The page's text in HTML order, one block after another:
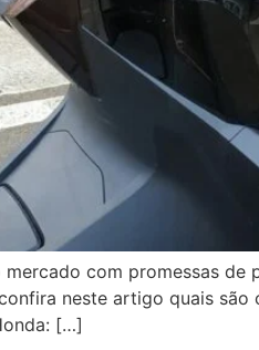
com promessas
neste artigo quais
[…]